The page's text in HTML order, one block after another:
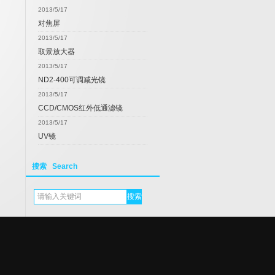
2013/5/17
对焦屏
2013/5/17
取景放大器
2013/5/17
ND2-400可调减光镜
2013/5/17
CCD/CMOS红外低通滤镜
2013/5/17
UV镜
搜索 Search